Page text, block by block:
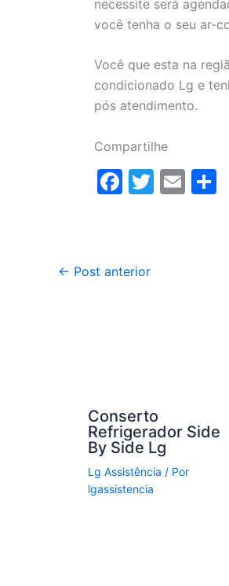
necessite será
você tenha o seu ar-
Você que esta na
condicionado Lg e
pós atendimento.
Compartilhe
F
b
T
E
← Post anterior
Conserto
Refrigerador Side
By Side Lg
Lg Assistência / Por
lgassistencia